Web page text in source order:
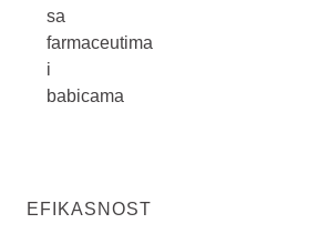
sa
farmaceutima
i
babicama
EFIKASNOST